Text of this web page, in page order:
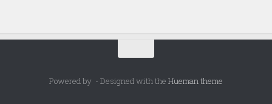
Powered by - Designed with the Hueman theme